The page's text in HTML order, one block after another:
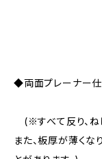
◆両面プレーナー
(※すべて反り、ね
また、板厚が薄くな